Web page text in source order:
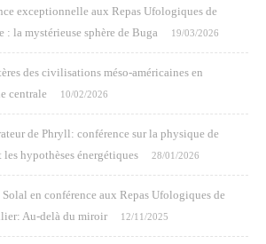
exceptionnelle aux Repas Ufologiques de
: la mystérieuse sphère de Buga
19/03/2026
des civilisations méso-américaines en
centrale
10/02/2026
de Phryll: conférence sur la physique de
les hypothèses énergétiques
28/01/2026
en conférence aux Repas Ufologiques de
Au-delà du miroir
12/11/2025